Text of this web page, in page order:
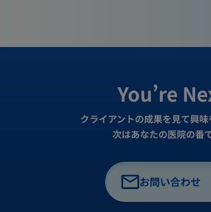
You’re
クライアントの成果を見て興味
次はあなたの医院の番で
お問い合わせ